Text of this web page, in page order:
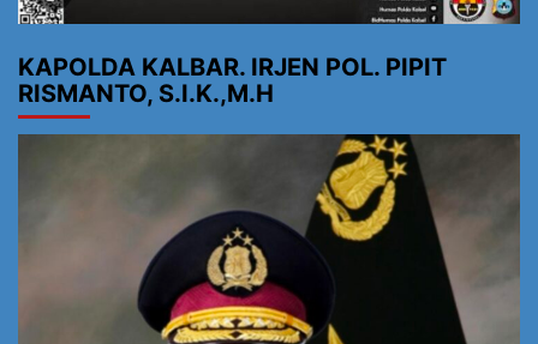
KAPOLDA KALBAR. IRJEN POL. PIPIT
RISMANTO, S.I.K.,M.H